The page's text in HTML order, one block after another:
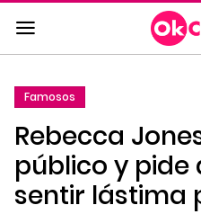
Saltar
al
contenido
a
la
navegación
principal
Famosos
Rebecca
público y pide
sentir lástima